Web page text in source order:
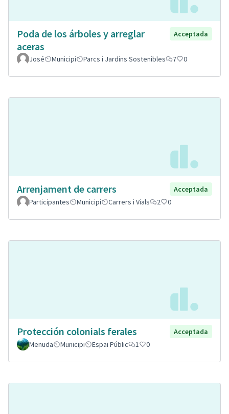
Poda de los árboles y arreglar
aceras
Acceptada
José Municipi Parcs i Jardins Sostenibles 7 0
Arrenjament de carrers
Acceptada
Participantes
Municipi Carrers i Vials 2 0
Protección colonials ferales
Acceptada
Menuda
Municipi Espai Públic 1 0